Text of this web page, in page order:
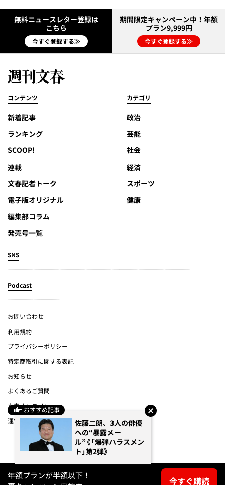
おすすめ記事
佐藤二朗、3人の俳優
への“暴露メー
ル”《「爆弾ハラスメン
ト」第2弾》
無料ニュースレター登録は
こちら
今すぐ登録する≫
期間限定キャンペーン中！年額
プラン9,999円
今すぐ登録する≫
コンテンツ
新着記事
ランキング
SCOOP!
連載
文春記者トーク
電子版オリジナル
編集部コラム
発売号一覧
カテゴリ
政治
芸能
社会
経済
スポーツ
健康
SNS
Podcast
お問い合わせ
利用規約
プライバシーポリシー
特定商取引に関する表記
お知らせ
よくあるご質問
文春オンライン
運営会社
(c) Bungeishunju Ltd.
年額プランが半額以下！
今すぐ購読